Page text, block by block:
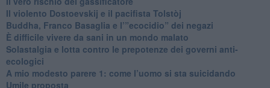
​Il violento Dostoevskij e il pacifista Tolstòj
​Buddha, Franco Basaglia e l’”ecocidio” dei negazi
​È difficile vivere da sani in un mondo malato
Solastalgia e lotta contro le prepotenze dei governi anti-
ecologici
​A mio modesto parere 1: come l’uomo si sta suicidando
​Umile proposta